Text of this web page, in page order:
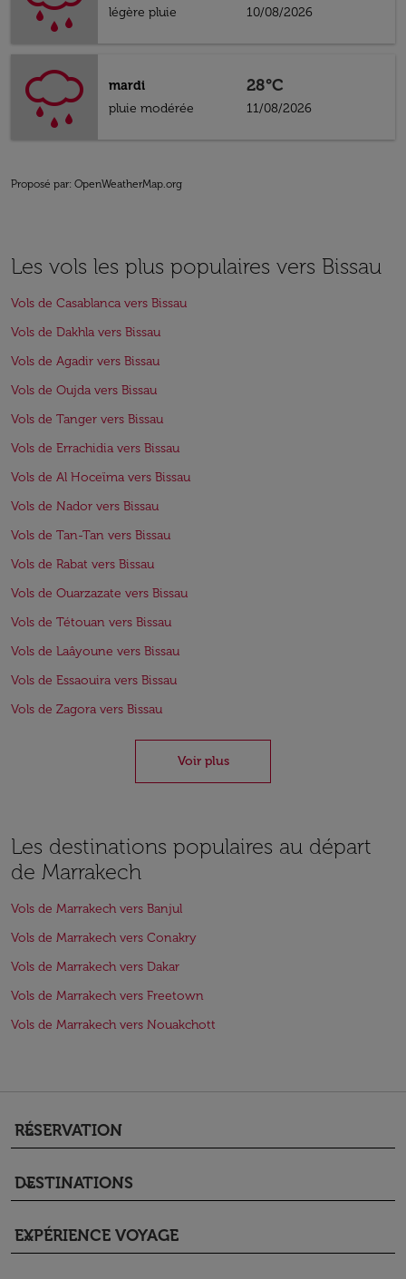
légère pluie
10/08/2026
mardi
pluie modérée
28°C
11/08/2026
Proposé par: OpenWeatherMap.org
Les vols les plus populaires vers Bissau
Vols de Casablanca vers Bissau
Vols de Dakhla vers Bissau
Vols de Agadir vers Bissau
Vols de Oujda vers Bissau
Vols de Tanger vers Bissau
Vols de Errachidia vers Bissau
Vols de Al Hoceïma vers Bissau
Vols de Nador vers Bissau
Vols de Tan-Tan vers Bissau
Vols de Rabat vers Bissau
Vols de Ouarzazate vers Bissau
Vols de Tétouan vers Bissau
Vols de Laâyoune vers Bissau
Vols de Essaouira vers Bissau
Vols de Zagora vers Bissau
Voir plus
Les destinations populaires au départ
de Marrakech
Vols de Marrakech vers Banjul
Vols de Marrakech vers Conakry
Vols de Marrakech vers Dakar
Vols de Marrakech vers Freetown
Vols de Marrakech vers Nouakchott
RÉSERVATION
keyboard_arrow_down
DESTINATIONS
keyboard_arrow_down
EXPÉRIENCE VOYAGE
keyboard_arrow_down